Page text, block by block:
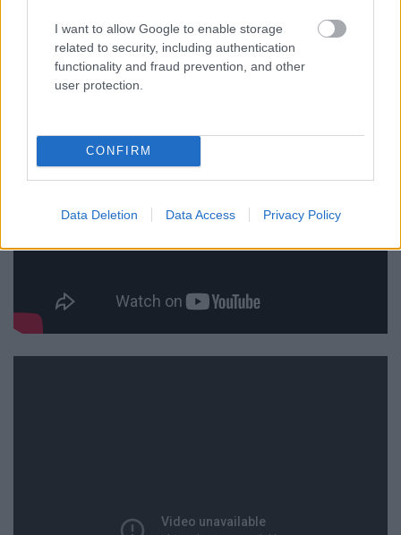
I want to allow Google to enable storage
related to security, including authentication
functionality and fraud prevention, and other
user protection.
CONFIRM
Data Deletion Data Access Privacy Policy